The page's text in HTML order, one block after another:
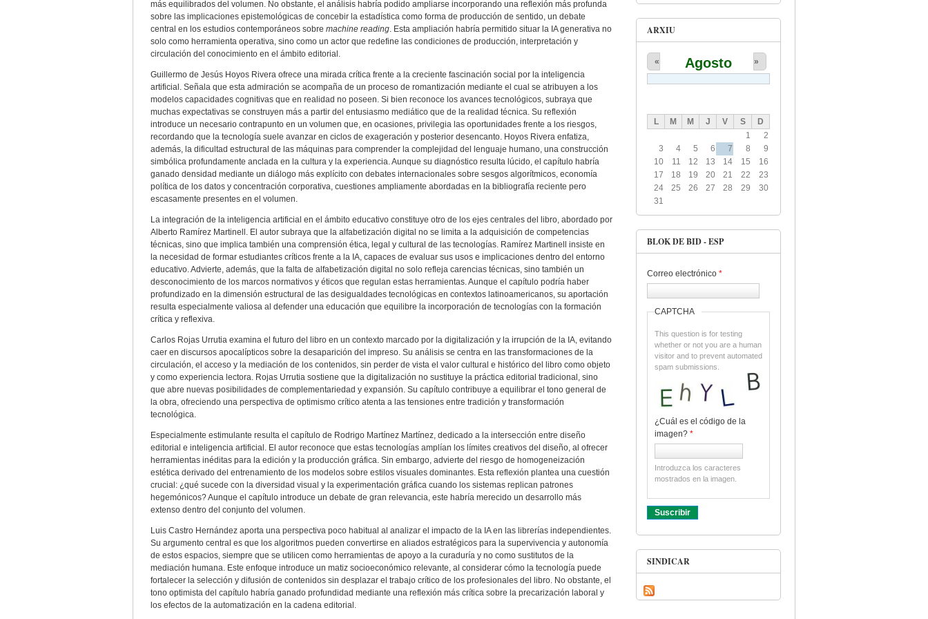
más equilibrados del volumen. No obstante, el análisis habría podido ampliarse incorporando una reflexión más profunda
sobre las implicaciones epistemológicas de concebir la estadística como forma de producción de sentido, un debate
central en los estudios contemporáneos sobre machine reading. Esta ampliación habría permitido situar la IA generativa no
solo como herramienta operativa, sino como un actor que redefine las condiciones de producción, interpretación y
circulación del conocimiento en el ámbito editorial.
Guillermo de Jesús Hoyos Rivera ofrece una mirada crítica frente a la creciente fascinación social por la inteligencia
artificial. Señala que esta admiración se acompaña de un proceso de romantización mediante el cual se atribuyen a los
modelos capacidades cognitivas que en realidad no poseen. Si bien reconoce los avances tecnológicos, subraya que
muchas expectativas se construyen más a partir del entusiasmo mediático que de la realidad técnica. Su reflexión
introduce un necesario contrapunto en un volumen que, en ocasiones, privilegia las oportunidades frente a los riesgos,
recordando que la tecnología suele avanzar en ciclos de exageración y posterior desencanto. Hoyos Rivera enfatiza,
además, la dificultad estructural de las máquinas para comprender la complejidad del lenguaje humano, una construcción
simbólica profundamente anclada en la cultura y la experiencia. Aunque su diagnóstico resulta lúcido, el capítulo habría
ganado densidad mediante un diálogo más explícito con debates internacionales sobre sesgos algorítmicos, economía
política de los datos y concentración corporativa, cuestiones ampliamente abordadas en la bibliografía reciente pero
escasamente presentes en el volumen.
La integración de la inteligencia artificial en el ámbito educativo constituye otro de los ejes centrales del libro, abordado por
Alberto Ramírez Martinell. El autor subraya que la alfabetización digital no se limita a la adquisición de competencias
técnicas, sino que implica también una comprensión ética, legal y cultural de las tecnologías. Ramírez Martinell insiste en
la necesidad de formar estudiantes críticos frente a la IA, capaces de evaluar sus usos e implicaciones dentro del entorno
educativo. Advierte, además, que la falta de alfabetización digital no solo refleja carencias técnicas, sino también un
desconocimiento de los marcos normativos y éticos que regulan estas herramientas. Aunque el capítulo podría haber
profundizado en la dimensión estructural de las desigualdades tecnológicas en contextos latinoamericanos, su aportación
resulta especialmente valiosa al defender una educación que equilibre la incorporación de tecnologías con la formación
crítica y reflexiva.
Carlos Rojas Urrutia examina el futuro del libro en un contexto marcado por la digitalización y la irrupción de la IA, evitando
caer en discursos apocalípticos sobre la desaparición del impreso. Su análisis se centra en las transformaciones de la
circulación, el acceso y la mediación de los contenidos, sin perder de vista el valor cultural e histórico del libro como objeto
y como experiencia lectora. Rojas Urrutia sostiene que la digitalización no sustituye la práctica editorial tradicional, sino
que abre nuevas posibilidades de complementariedad y expansión. Su capítulo contribuye a equilibrar el tono general de
la obra, ofreciendo una perspectiva de optimismo crítico atenta a las tensiones entre tradición y transformación
tecnológica.
Especialmente estimulante resulta el capítulo de Rodrigo Martínez Martínez, dedicado a la intersección entre diseño
editorial e inteligencia artificial. El autor reconoce que estas tecnologías amplían los límites creativos del diseño, al ofrecer
herramientas inéditas para la edición y la producción gráfica. Sin embargo, advierte del riesgo de homogeneización
estética derivado del entrenamiento de los modelos sobre estilos visuales dominantes. Esta reflexión plantea una cuestión
crucial: ¿qué sucede con la diversidad visual y la experimentación gráfica cuando los sistemas replican patrones
hegemónicos? Aunque el capítulo introduce un debate de gran relevancia, este habría merecido un desarrollo más
extenso dentro del conjunto del volumen.
Luis Castro Hernández aporta una perspectiva poco habitual al analizar el impacto de la IA en las librerías independientes.
Su argumento central es que los algoritmos pueden convertirse en aliados estratégicos para la supervivencia y autonomía
de estos espacios, siempre que se utilicen como herramientas de apoyo a la curaduría y no como sustitutos de la
mediación humana. Este enfoque introduce un matiz socioeconómico relevante, al considerar cómo la tecnología puede
fortalecer la selección y difusión de contenidos sin desplazar el trabajo crítico de los profesionales del libro. No obstante, el
tono optimista del capítulo habría ganado profundidad mediante una reflexión más crítica sobre la precarización laboral y
los efectos de la automatización en la cadena editorial.
ARXIU
Agosto
« »
L M M J V S
D
1
2
3
4 5 6 7 8
9
10
11 12 13 14 15
16
17
18 19 20 21 22
23
24
25 26 27 28 29
30
31
BLOK DE BID - ESP
Correo electrónico *
CAPTCHA
This question is for testing
whether or not you are a human
visitor and to prevent automated
spam submissions.
¿Cuál es el código de la
imagen? *
Introduzca los caracteres
mostrados en la imagen.
SINDICAR